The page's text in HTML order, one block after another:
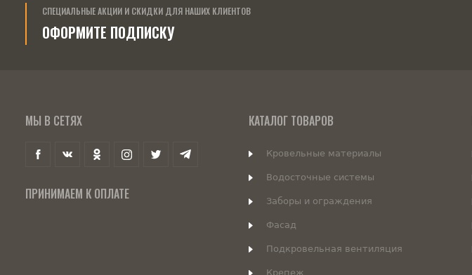
СПЕЦИАЛЬНЫЕ АКЦИИ И СКИДКИ ДЛЯ НАШИХ КЛИЕНТОВ
ОФОРМИТЕ ПОДПИСКУ
МЫ В СЕТЯХ
ПРИНИМАЕМ К ОПЛАТЕ
КАТАЛОГ ТОВАРОВ
Кровельные материалы
Водосточные системы
Заборы и ограждения
Фасад
Подкровельная вентиляция
Крепеж